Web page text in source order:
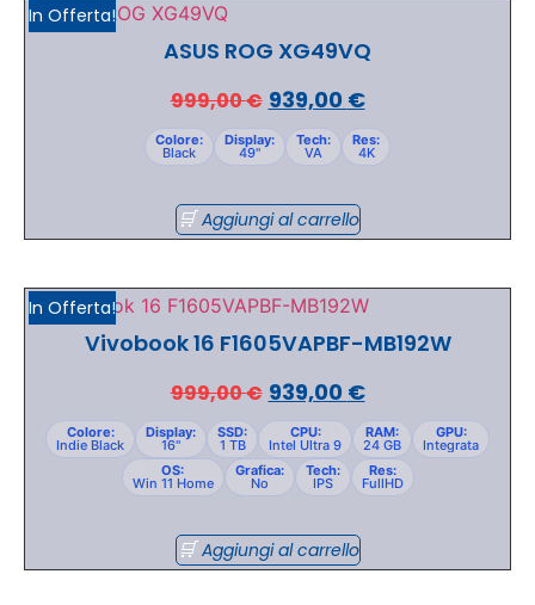
In Offerta!
ASUS ROG XG49VQ
999,00€ 939,00 €
Colore:
Black
Display:
49"
Tech:
VA
Res:
4K
Aggiungi al carrello
In Offerta!
Vivobook 16 F1605VAPBF-MB192W
999,00€ 939,00 €
Colore:
Indie Black
Display:
16"
SSD:
1 TB
CPU:
Intel Ultra 9
RAM:
24 GB
GPU:
Integrata
OS:
Win 11 Home
Grafica:
No
Tech:
IPS
Res:
FullHD
Aggiungi al carrello